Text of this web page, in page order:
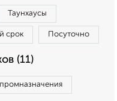
Таунхаусы
срок Посуточно
(11)